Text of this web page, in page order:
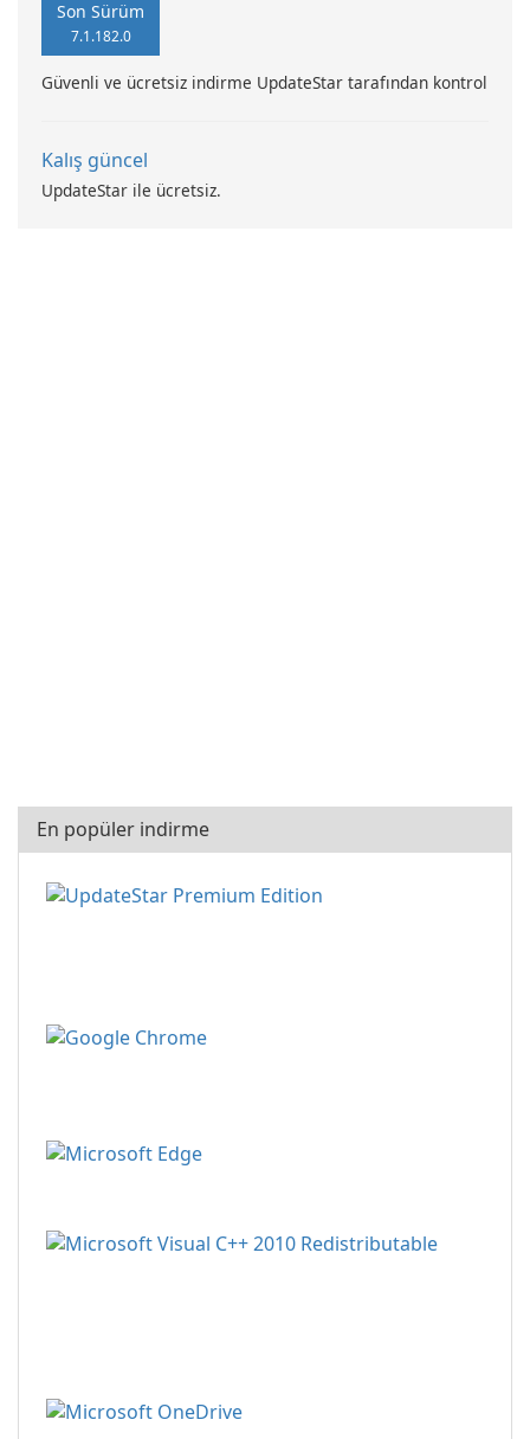
Son Sürüm
7.1.182.0
Güvenli ve ücretsiz indirme UpdateStar tarafından kontrol
Kalış güncel
UpdateStar ile ücretsiz.
En popüler indirme